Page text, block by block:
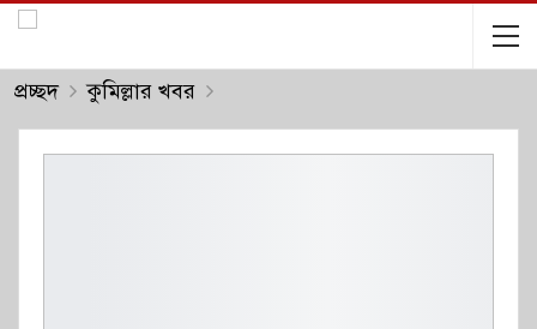
প্রচ্ছদ কুমিল্লার খবর